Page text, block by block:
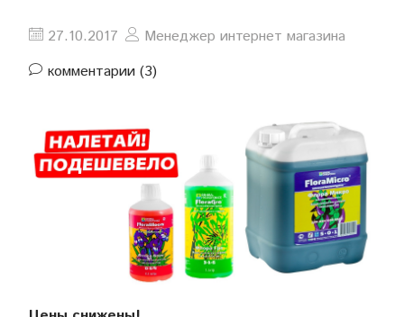
27.10.2017
Менеджер интернет магазина
комментарии (3)